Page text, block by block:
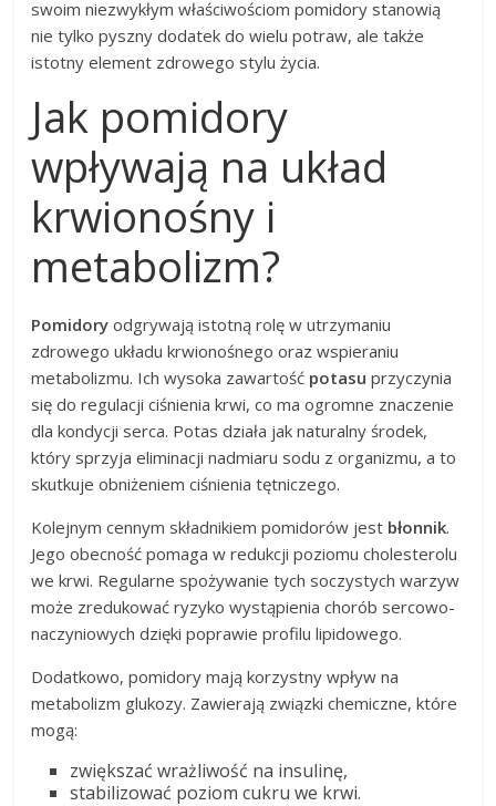
swoim niezwykłym właściwościom pomidory stanowią
nie tylko pyszny dodatek do wielu potraw, ale także
istotny element zdrowego stylu życia.
Jak pomidory
wpływają na układ
krwionośny i
metabolizm?
Pomidory odgrywają istotną rolę w utrzymaniu
zdrowego układu krwionośnego oraz wspieraniu
metabolizmu. Ich wysoka zawartość potasu przyczynia
się do regulacji ciśnienia krwi, co ma ogromne znaczenie
dla kondycji serca. Potas działa jak naturalny środek,
który sprzyja eliminacji nadmiaru sodu z organizmu, a to
skutkuje obniżeniem ciśnienia tętniczego.
Kolejnym cennym składnikiem pomidorów jest błonnik.
Jego obecność pomaga w redukcji poziomu cholesterolu
we krwi. Regularne spożywanie tych soczystych warzyw
może zredukować ryzyko wystąpienia chorób sercowo-
naczyniowych dzięki poprawie profilu lipidowego.
Dodatkowo, pomidory mają korzystny wpływ na
metabolizm glukozy. Zawierają związki chemiczne, które
mogą:
zwiększać wrażliwość na insulinę,
stabilizować poziom cukru we krwi.